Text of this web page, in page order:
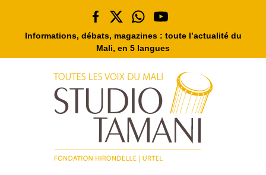
Informations, débats, magazines : toute l’actualité du
Mali, en 5 langues